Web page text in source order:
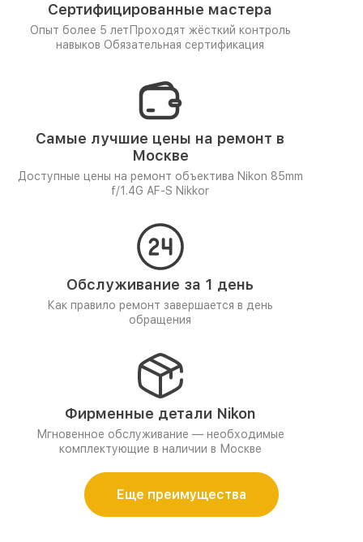
Сертифицированные мастера
Опыт более 5 лет Проходят жёсткий контроль
навыков Обязательная сертификация
Самые лучшие цены на ремонт в
Москве
Доступные цены на ремонт объектива Nikon 85mm
f/1.4G AF-S Nikkor
Обслуживание за 1 день
Как правило ремонт завершается в день
обращения
Фирменные детали Nikon
Мгновенное обслуживание — необходимые
комплектующие в наличии в Москве
Еще преимущества